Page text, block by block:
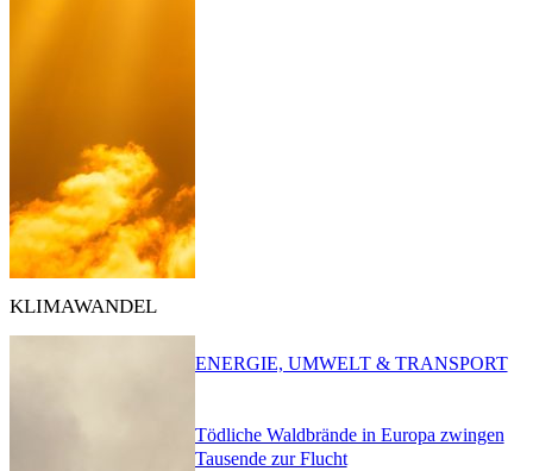
KLIMAWANDEL
Tödliche Waldbrände in Europa zwingen
Tausende zur Flucht
ENERGIE, UMWELT & TRANSPORT